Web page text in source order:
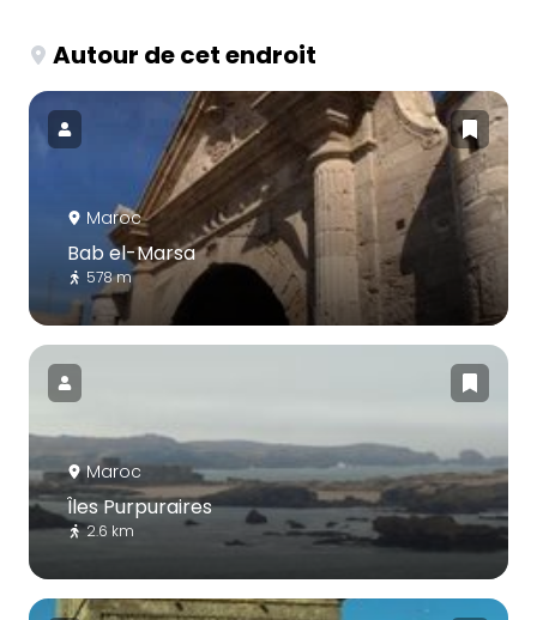
Autour de cet endroit
Maroc
Bab el-Marsa
578 m
Maroc
Îles Purpuraires
2.6 km